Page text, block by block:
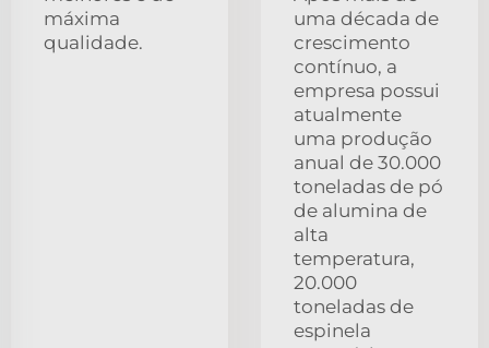
máxima
qualidade.
uma década de
crescimento
contínuo, a
empresa possui
atualmente
uma produção
anual de 30.000
toneladas de pó
de alumina de
alta
temperatura,
20.000
toneladas de
espinela